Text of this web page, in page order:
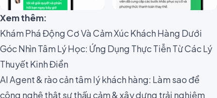
Xem thêm:
Khám Phá Động Cơ Và Cảm Xúc Khách Hàng Dưới
Góc Nhìn Tâm Lý Học: Ứng Dụng Thực Tiễn Từ Các Lý
Thuyết Kinh Điển
AI Agent & rào cản tâm lý khách hàng: Làm sao để
công nghệ thật sự thấu cảm & xây dựng trải nghiệm